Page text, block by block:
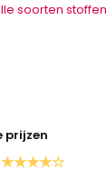
soorten stoffen
prijzen
★★★★☆